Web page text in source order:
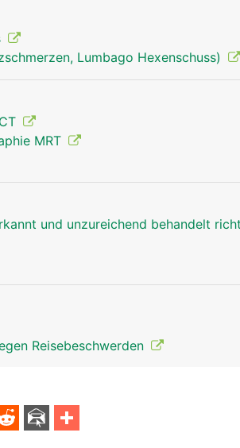
Lumbago Hexenschuss)
MRT
und unzureichend behandelt
Reisebeschwerden